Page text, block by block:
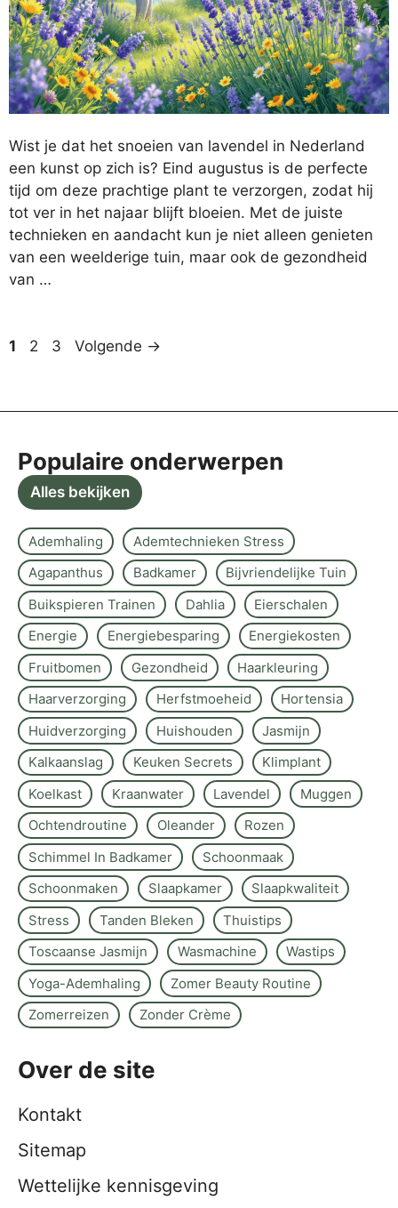
Wist je dat het snoeien van lavendel in Nederland
een kunst op zich is? Eind augustus is de perfecte
tijd om deze prachtige plant te verzorgen, zodat hij
tot ver in het najaar blijft bloeien. Met de juiste
technieken en aandacht kun je niet alleen genieten
van een weelderige tuin, maar ook de gezondheid
van …
Pagina
1 Pagina
2 Pagina
3 Volgende →
Populaire onderwerpen
Alles bekijken
Ademhaling
Ademtechnieken Stress
Agapanthus
Badkamer
Bijvriendelijke Tuin
Buikspieren Trainen
Dahlia
Eierschalen
Energie
Energiebesparing
Energiekosten
Fruitbomen
Gezondheid
Haarkleuring
Haarverzorging
Herfstmoeheid
Hortensia
Huidverzorging
Huishouden
Jasmijn
Kalkaanslag
Keuken Secrets
Klimplant
Koelkast
Kraanwater Lavendel
Muggen
Ochtendroutine
Oleander
Rozen
Schimmel In Badkamer
Schoonmaak
Schoonmaken
Slaapkamer
Slaapkwaliteit
Stress
Tanden Bleken
Thuistips
Toscaanse Jasmijn
Wasmachine
Wastips
Yoga-Ademhaling
Zomer Beauty Routine
Zomerreizen
Zonder Crème
Over de site
Kontakt
Sitemap
Wettelijke kennisgeving